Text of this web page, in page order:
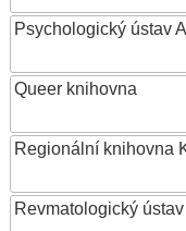
Psychologický ústav
Queer knihovna
Regionální knihovna
Revmatologický ústav